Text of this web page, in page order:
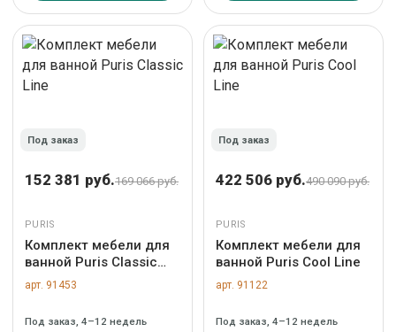
Под заказ
152 381 руб.169 066 руб.
PURIS
Комплект мебели для
ванной Puris Classic
Line
арт. 91453
Под заказ, 4–12 недель
Под заказ
422 506 руб.490 090 руб.
PURIS
Комплект мебели для
ванной Puris Cool Line
арт. 91122
Под заказ, 4–12 недель